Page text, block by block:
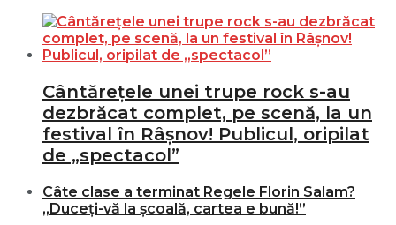
Cântărețele unei trupe rock s-au
dezbrăcat complet, pe scenă, la un
festival în Râșnov! Publicul, oripilat
de „spectacol”
Câte clase a terminat Regele Florin Salam?
„Duceți-vă la școală, cartea e bună!”